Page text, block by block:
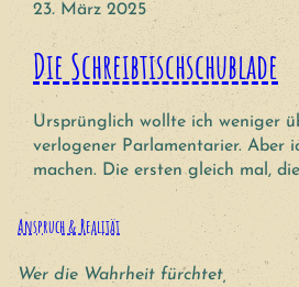
23. März 2025
Die Schreibtischschublade
Ursprünglich wollte ich weniger
verlogener Parlamentarier. Aber
machen. Die ersten gleich mal,
Anspruch & Realität
Wer die Wahrheit fürchtet,